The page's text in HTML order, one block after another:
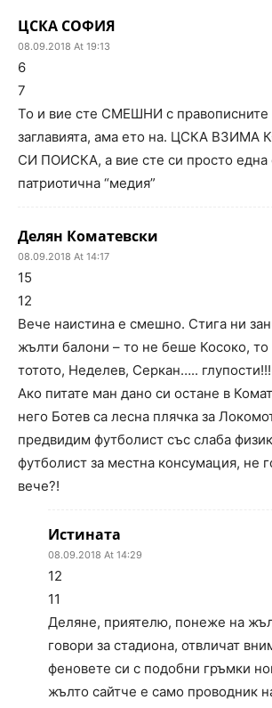
ЦСКА СОФИЯ
08.09.2018 At 19:13
6
7
То и вие сте СМЕШНИ с правописните
заглавията, ама ето на. ЦСКА
СИ ПОИСКА, а вие сте си просто
патриотична “медия”
Делян Коматевски
08.09.2018 At 14:17
15
12
Вече наистина е смешно. Стига ни
жълти балони – то не беше Косоко,
тотото, Неделев, Серкан….. глупости!!!
Ако питате ман дано си остане в
него Ботев са лесна плячка за
предвидим футболист със слаба
футболист за местна консумация, не
вече?!
Истината
08.09.2018 At 14:29
12
11
Деляне, приятелю, понеже на
говори за стадиона, отвличат
феновете си с подобни гръмки
жълто сайтче е само проводник